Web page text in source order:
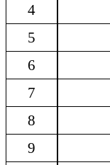
4
5
6
7
8
9